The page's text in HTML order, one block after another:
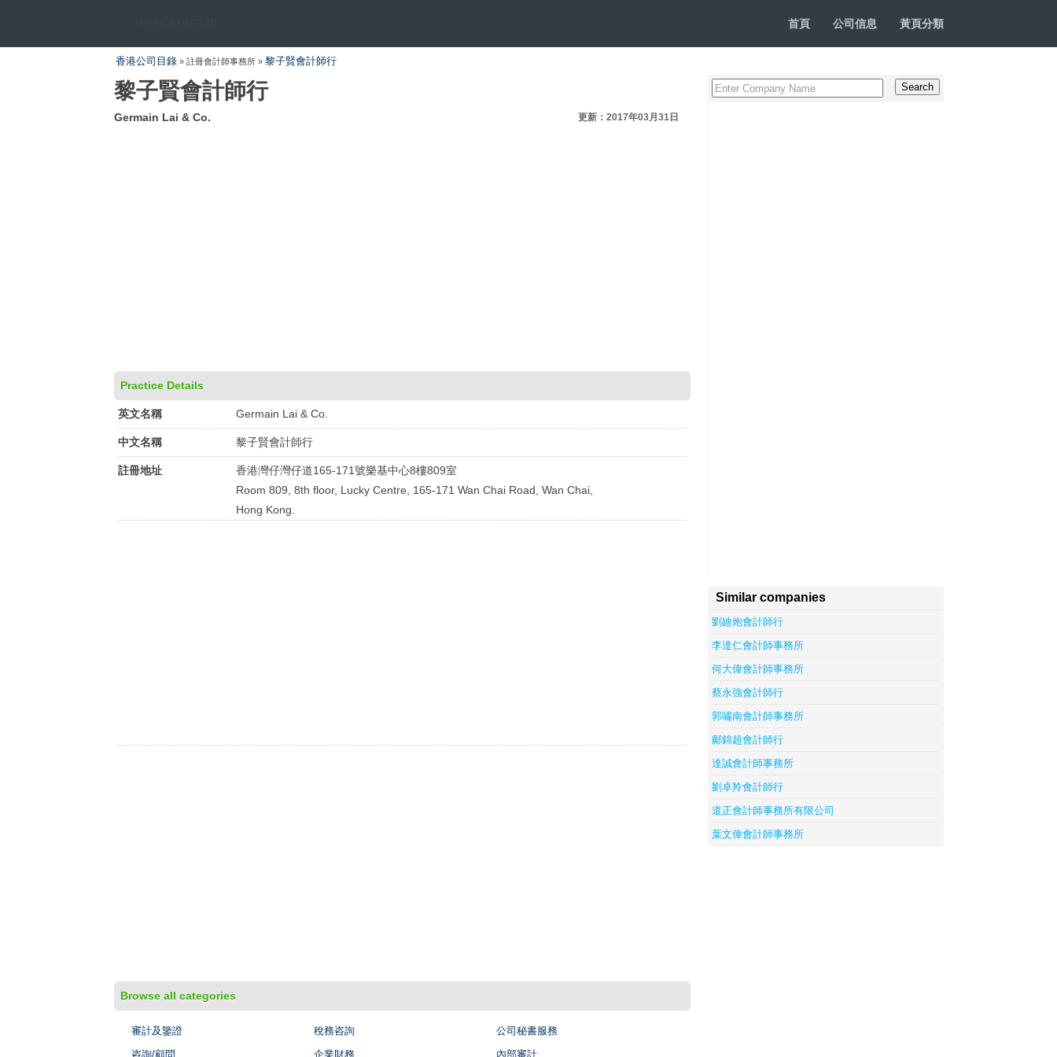
首頁 公司信息 黃頁分類
香港公司目錄 » 註冊會計師事務所 » 黎子賢會計師行
黎子賢會計師行
Germain Lai & Co. 更新：2017年03月31日
Practice Details
英文名稱 Germain Lai & Co.
中文名稱 黎子賢會計師行
註冊地址
香港灣仔灣仔道165-171號樂基中心8樓809室
Room 809, 8th floor, Lucky Centre, 165-171 Wan Chai Road, Wan Chai,
Hong Kong.
Browse all categories
審計及鑒證 稅務咨詢
公司秘書服務
咨詢/顧問
企業財務 內部審計
Similar companies
劉廸炮會計師行
李達仁會計師事務所
何大偉會計師事務所
蔡永強會計師行
郭嘯南會計師事務所
鄺錦超會計師行
達誠會計師事務所
劉卓羚會計師行
道正會計師事務所有限公司
葉文偉會計師事務所